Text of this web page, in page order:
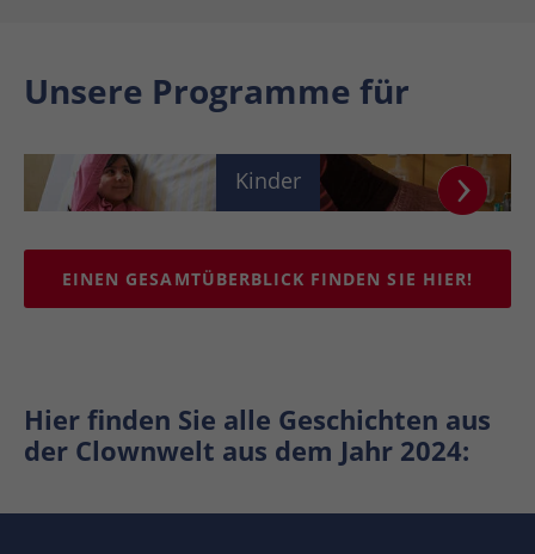
Unsere Programme für
Kinder
EINEN GESAMTÜBERBLICK FINDEN SIE HIER!
Hier finden Sie alle Geschichten aus
der Clownwelt aus dem Jahr 2024: